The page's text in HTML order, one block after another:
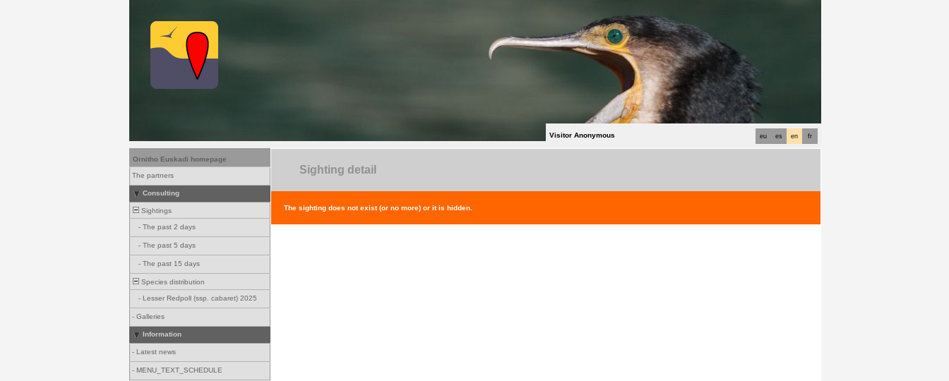
fr
en
es
eu
Visitor Anonymous
Ornitho Euskadi homepage
The partners
Consulting
Sightings
- The past 2 days
- The past 5 days
- The past 15 days
Species distribution
- Lesser Redpoll (ssp. cabaret) 2025
- Galleries
Information
- Latest news
- MENU_TEXT_SCHEDULE
Sighting detail
The sighting does not exist (or no more) or it is hidden.